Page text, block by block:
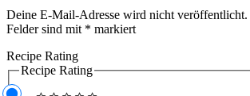
Deine E-Mail-Adresse wird nicht veröffentlicht.
Felder sind mit * markiert
Recipe Rating
Recipe Rating